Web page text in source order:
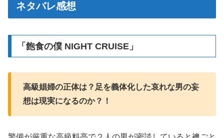
ネタバレ感想
「飽食の僕 NIGHT CRUISE」
高級娼婦の正体は？足を義体化した哀れな男の妄
想は現実になるのか？！